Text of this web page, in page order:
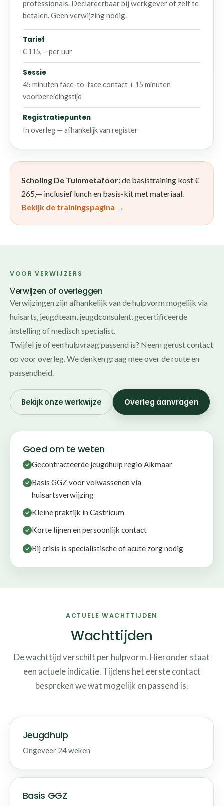
professionals. Declareerbaar bij werkgever of zelf te
betalen. Geen verwijzing nodig.
Tarief
€ 115,— per uur
Sessie
45 minuten face-to-face contact + 15 minuten
voorbereidingstijd
Registratiepunten
In overleg — afhankelijk van register
Scholing De Tuinmetafoor:de basistraining kost €
265,— inclusief lunch en basis-kit met materiaal.
Bekijk de trainingspagina →
VOOR VERWIJZERS
Verwijzen of overleggen
Verwijzingen zijn afhankelijk van de hulpvorm mogelijk via
huisarts, jeugdteam, jeugdconsulent, gecertificeerde
instelling of medisch specialist.
Twijfel je of een hulpvraag passend is? Neem gerust contact
op voor overleg. We denken graag mee over de route en
passendheid.
Bekijk onze werkwijze Overleg aanvragen
Goed om te weten
Gecontracteerde jeugdhulp regio Alkmaar
Basis GGZ voor volwassenen via
huisartsverwijzing
Kleine praktijk in Castricum
Korte lijnen en persoonlijk contact
Bij crisis is specialistische of acute zorg nodig
ACTUELE WACHTTIJDEN
Wachttijden
De wachttijd verschilt per hulpvorm. Hieronder staat
een actuele indicatie. Tijdens het eerste contact
bespreken we wat mogelijk en passend is.
Jeugdhulp
Ongeveer 24 weken
Basis GGZ